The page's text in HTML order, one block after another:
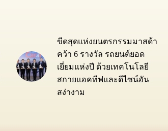
ขีดสุดแห่งยนตรกรรมมาสด้า
คว้า 6 รางวัล รถยนต์ยอด
เยี่ยมแห่งปี ด้วยเทคโนโลยี
สกายแอคทีฟและดีไซน์อัน
สง่างาม